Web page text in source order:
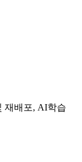
재배포, AI학습